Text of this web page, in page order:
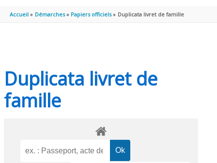
PRINCIPAL
Accueil Démarches Papiers officiels Duplicata livret de famille
Duplicata livret de
famille